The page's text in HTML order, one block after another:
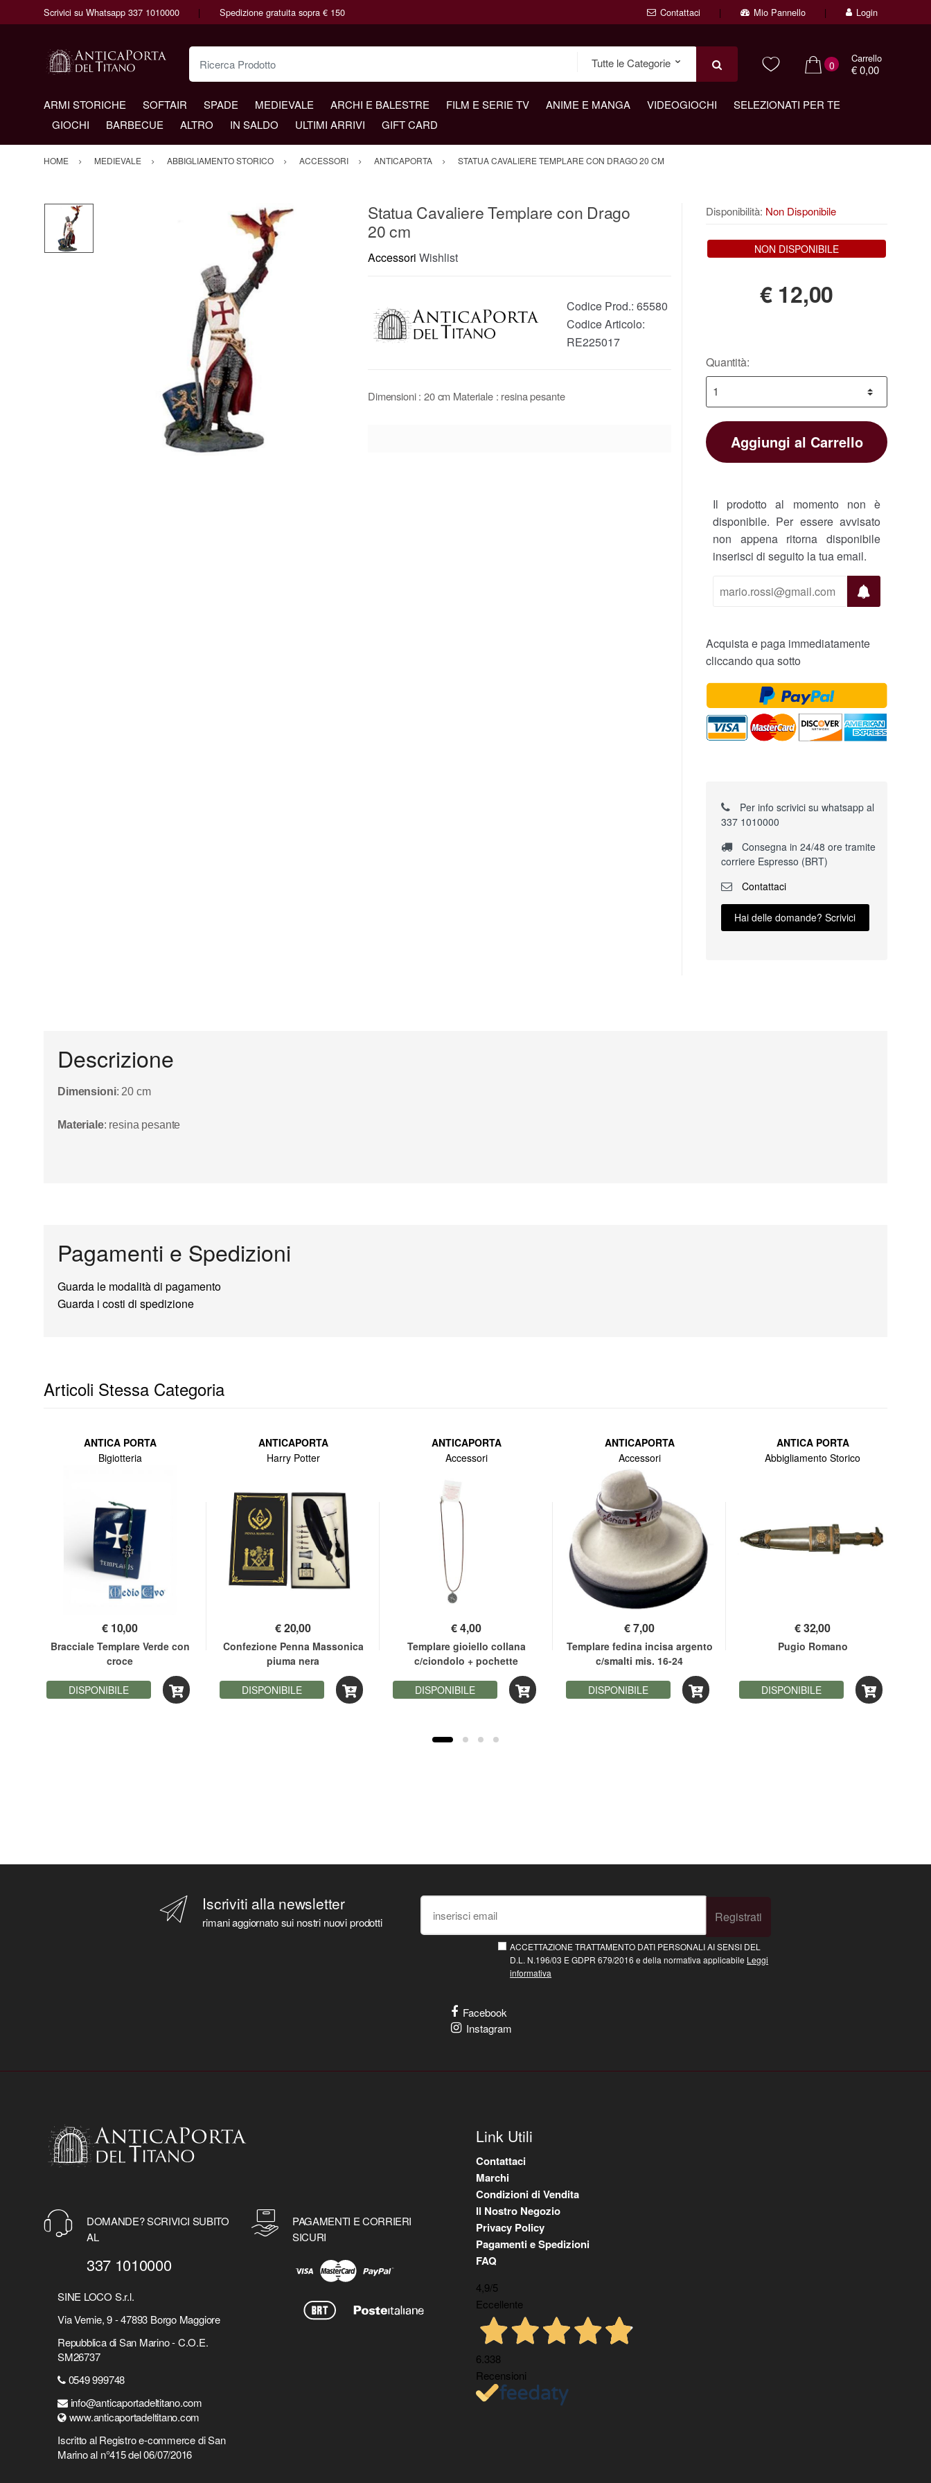
Scrivici su Whatsapp 337 1010000 Spedizione gratuita sopra € 150 Contattaci Mio Pannello Login
Ricerca Prodotto
0
Carrello
€ 0,00
ARMI STORICHE SOFTAIR SPADE MEDIEVALE ARCHI E BALESTRE FILM E SERIE TV ANIME E MANGA VIDEOGIOCHI
SELEZIONATI PER TE
GIOCHI
BARBECUE ALTRO IN SALDO ULTIMI ARRIVI GIFT CARD
HOME MEDIEVALE ABBIGLIAMENTO STORICO ACCESSORI ANTICAPORTA STATUA CAVALIERE TEMPLARE CON DRAGO 20 CM
Statua Cavaliere Templare con Drago
20 cm
Accessori Wishlist
Codice Prod.: 65580
Codice Articolo:
RE225017
Dimensioni : 20 cm Materiale : resina pesante
Disponibilità: Non Disponibile
NON DISPONIBILE
€ 12,00
Quantità:
Aggiungi al Carrello
Il prodotto al momento non è
disponibile. Per essere avvisato
non appena ritorna disponibile
inserisci di seguito la tua email.
Acquista e paga immediatamente
cliccando qua sotto
Per info scrivici su whatsapp al
337 1010000
Consegna in 24/48 ore tramite
corriere Espresso (BRT)
Contattaci
Hai delle domande? Scrivici
Descrizione
Dimensioni: 20 cm
Materiale: resina pesante
Pagamenti e Spedizioni
Guarda le modalità di pagamento
Guarda i costi di spedizione
Articoli Stessa Categoria
ANTICA PORTA
Bigiotteria
€ 10,00
Bracciale Templare Verde con
croce
DISPONIBILE
ANTICAPORTA
Harry Potter
€20,00
Confezione Penna Massonica
piuma nera
DISPONIBILE
ANTICAPORTA
Accessori
€4,00
Templare gioiello collana
c/ciondolo + pochette
DISPONIBILE
ANTICAPORTA
Accessori
€7,00
Templare fedina incisa argento
c/smalti mis. 16-24
DISPONIBILE
ANTICA PORTA
Abbigliamento Storico
€32,00
Pugio Romano
DISPONIBILE
Iscriviti alla newsletter
rimani aggiornato sui nostri nuovi prodotti Registrati
ACCETTAZIONE TRATTAMENTO DATI PERSONALI AI SENSI DEL
D.L. N.196/03 E GDPR 679/2016 e della normativa applicabile Leggi
informativa
Facebook
Instagram
DOMANDE? SCRIVICI SUBITO
AL
337 1010000
SINE LOCO S.r.l.
Via Vernie, 9 - 47893 Borgo Maggiore
Repubblica di San Marino - C.O.E.
SM26737
0549 999748
info@anticaportadeltitano.com
www.anticaportadeltitano.com
Iscritto al Registro e-commerce di San
Marino al n°415 del 06/07/2016
PAGAMENTI E CORRIERI
SICURI
Link Utili
Contattaci
Marchi
Condizioni di Vendita
Il Nostro Negozio
Privacy Policy
Pagamenti e Spedizioni
FAQ
4,9/5
Eccellente
6.338
Recensioni